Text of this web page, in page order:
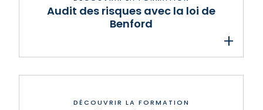
Audit des risques avec la loi de
Benford